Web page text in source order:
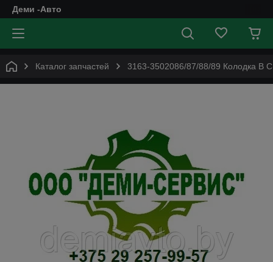
Деми -Авто
Каталог запчастей 3163-3502086/87/88/89 Колодка В